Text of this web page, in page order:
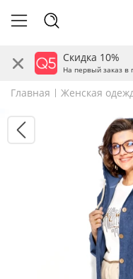
Скидка 10%
На первый заказ в
Главная Женская